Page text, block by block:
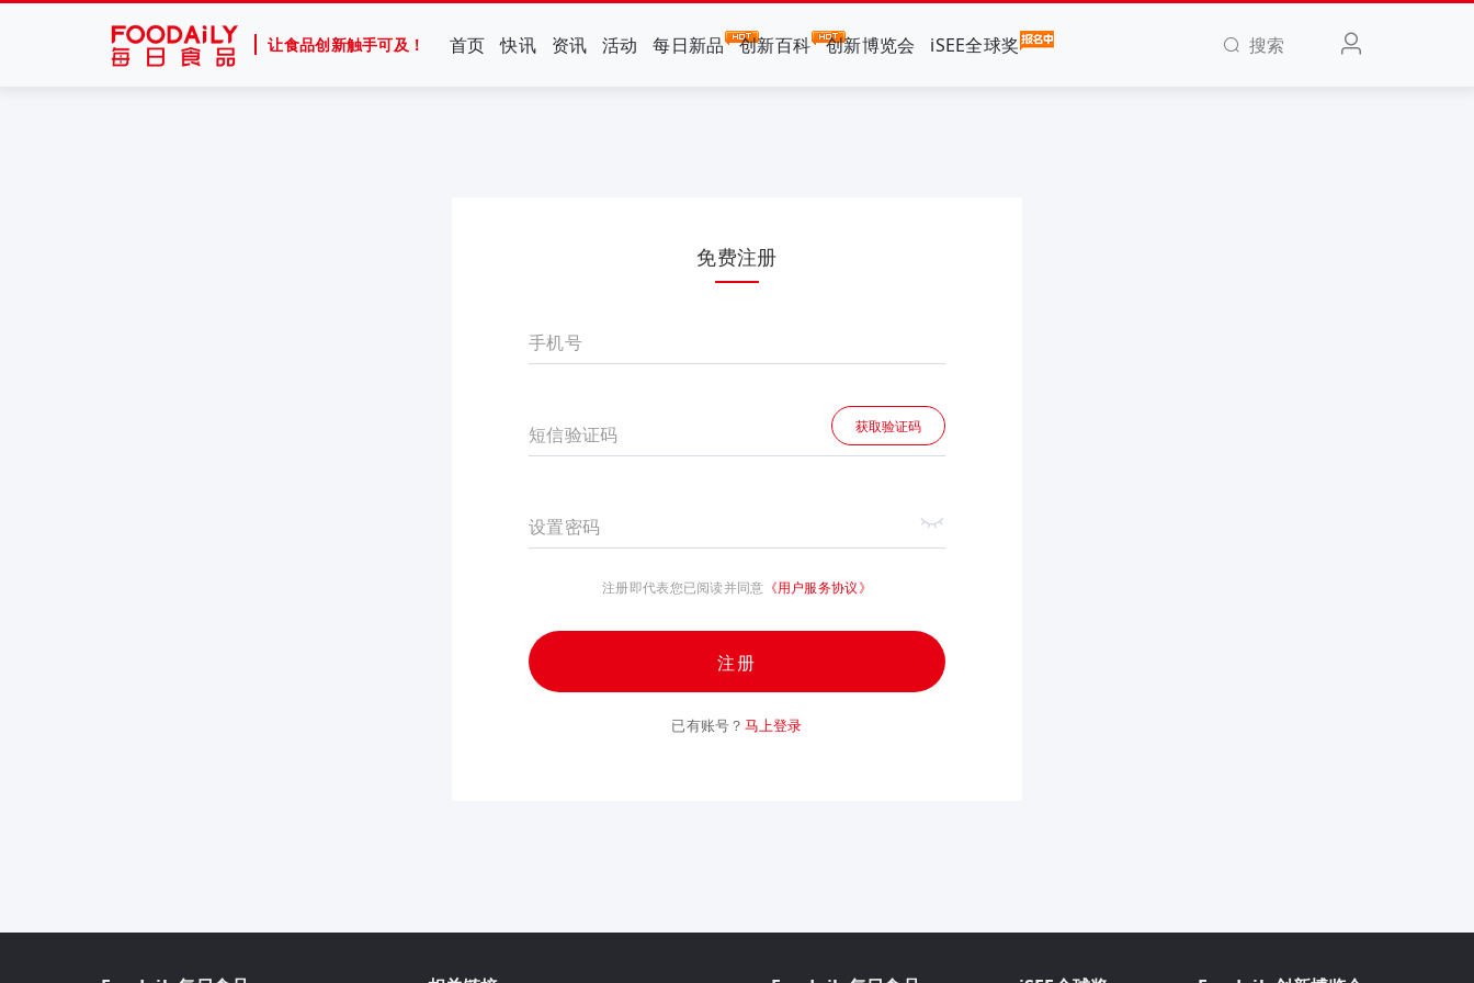
让食品创新触手可及！ 首页 快讯 资讯 活动 每日新品 创新百科 创新博览会 iSEE全球奖 搜索
免费注册
手机号
短信验证码 获取验证码
设置密码
注册即代表您已阅读并同意 《用户服务协议》
注册
已有账号？ 马上登录